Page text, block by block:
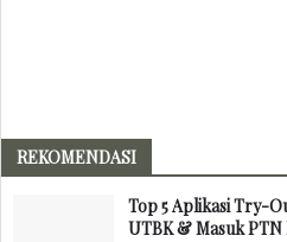
REKOMENDASI
Top 5 Aplikasi Try-
UTBK & Masuk